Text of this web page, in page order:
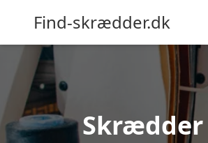
Find-skrædder.dk
Skrædder